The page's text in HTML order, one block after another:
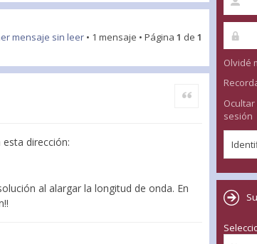
mensaje sin leer • 1 mensaje • Página 1 de 1
Citar
dirección:
al alargar la longitud de onda. En
Olvidé
sesión